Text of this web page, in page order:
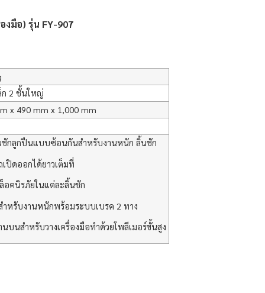
งมือ) รุ่น FY-907
ก 2 ชั้นใหญ่
x 490 mm x 1,000 mm
ชักลูกปืนแบบซ้อนกันสำหรับงานหนัก ลิ้นชัก
เปิดออกได้ยาวเต็มที่
อคนิรภัยในแต่ละลิ้นชัก
ำหรับงานหนักพร้อมระบบเบรค 2 ทาง
นบนสำหรับวางเครื่องมือทำด้วยโพลีเมอร์ขั้นสูง